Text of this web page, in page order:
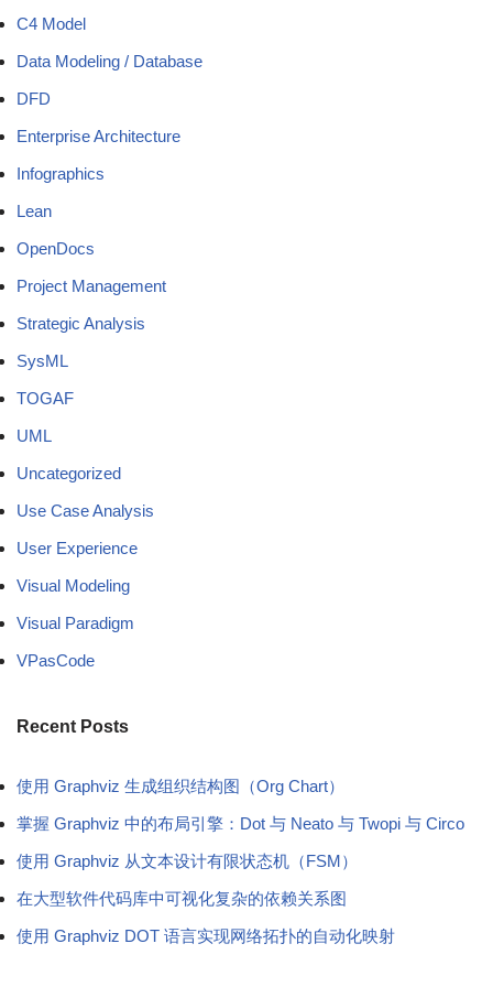
C4 Model
Data Modeling / Database
DFD
Enterprise Architecture
Infographics
Lean
OpenDocs
Project Management
Strategic Analysis
SysML
TOGAF
UML
Uncategorized
Use Case Analysis
User Experience
Visual Modeling
Visual Paradigm
VPasCode
Recent Posts
使用 Graphviz 生成组织结构图（Org Chart）
掌握 Graphviz 中的布局引擎：Dot 与 Neato 与 Twopi 与 Circo
使用 Graphviz 从文本设计有限状态机（FSM）
在大型软件代码库中可视化复杂的依赖关系图
使用 Graphviz DOT 语言实现网络拓扑的自动化映射